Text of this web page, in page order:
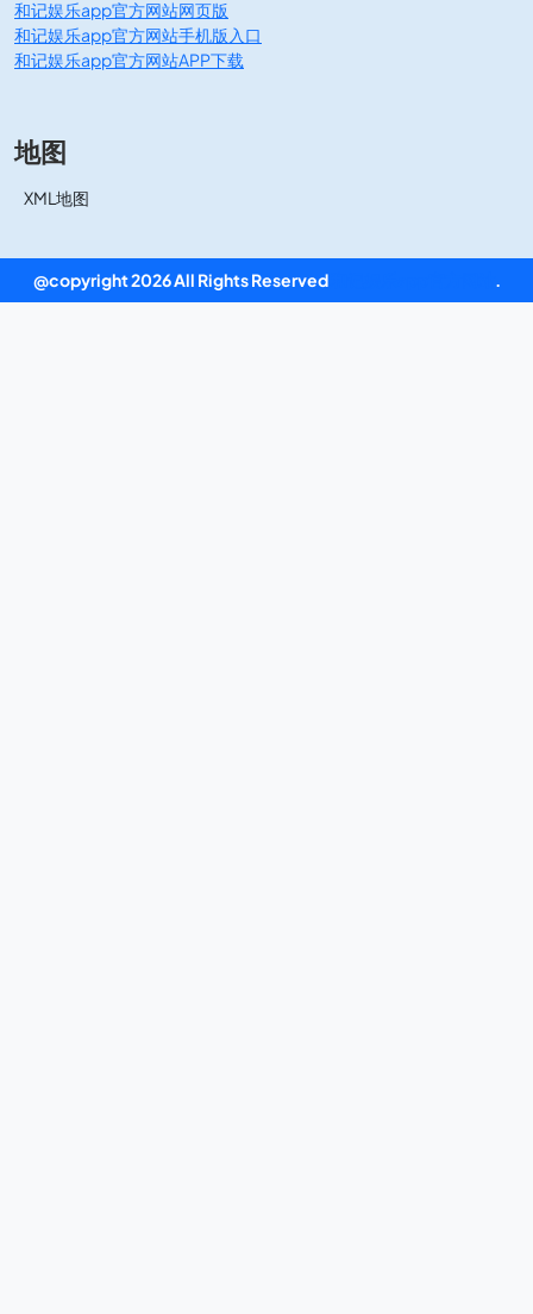
和记娱乐app官方网站网页版
和记娱乐app官方网站手机版入口
和记娱乐app官方网站APP下载
地图
XML地图
@copyright 2026 All Rights Reserved